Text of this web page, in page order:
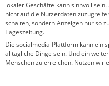
lokaler Geschäfte kann sinnvoll
nicht auf die Nutzerdaten
schalten, sondern Anzeigen nur so
Tageszeitung.
Die socialmedia-Plattform kann ein
alltägliche Dinge sein. Und ein
Menschen zu erreichen. Nutzen wir